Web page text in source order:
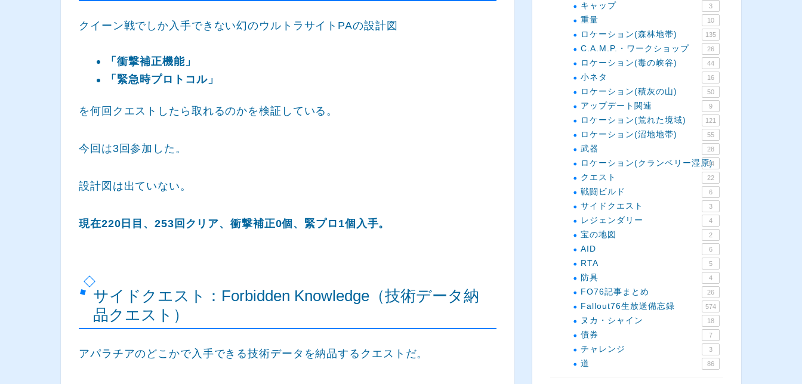
クイーン戦でしか入手できない幻のウルトラサイトPAの設計図
「衝撃補正機能」
「緊急時プロトコル」
を何回クエストしたら取れるのかを検証している。
今回は3回参加した。
設計図は出ていない。
現在220日目、253回クリア、衝撃補正0個、緊プロ1個入手。
サイドクエスト：Forbidden Knowledge（技術データ納
品クエスト）
アパラチアのどこかで入手できる技術データを納品するクエストだ。
キャップ 3
重量 10
ロケーション(森林地帯) 135
C.A.M.P.・ワークショップ 26
ロケーション(毒の峡谷) 44
小ネタ 16
ロケーション(積灰の山) 50
アップデート関連 9
ロケーション(荒れた境域) 121
ロケーション(沼地地帯) 55
武器 28
ロケーション(クランベリー湿原)
34
クエスト 22
戦闘ビルド 6
サイドクエスト 3
レジェンダリー 4
宝の地図 2
AID 6
RTA 5
防具 4
FO76記事まとめ 26
Fallout76生放送備忘録 574
ヌカ・シャイン 18
債券 7
チャレンジ 3
道 86